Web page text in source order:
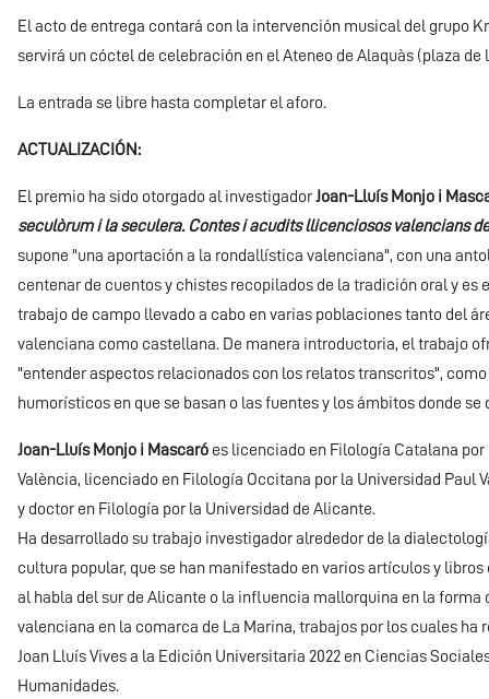
El acto de entrega contará con la intervención musical del grupo
servirá un cóctel de celebración en el Ateneo de Alaquàs (plaza de
La entrada se libre hasta completar el aforo.
ACTUALIZACIÓN:
El premio ha sido otorgado al investigadorJoan-Lluís Monjo i
seculòrum i la seculera. Contes i acudits llicenciosos valencians
supone "una aportación a la rondallística valenciana", con una
centenar de cuentos y chistes recopilados de la tradición oral y es
trabajo de campo llevado a cabo en varias poblaciones tanto del
valenciana como castellana. De manera introductoria, el trabajo
"entender aspectos relacionados con los relatos transcritos",
humorísticos en que se basan o las fuentes y los ámbitos donde se
Joan-Lluís Monjo i Mascaró es licenciado en Filología Catalana
València, licenciado en Filología Occitana por la Universidad Paul
y doctor en Filología por la Universidad de Alicante.
Ha desarrollado su trabajo investigador alrededor de la
cultura popular, que se han manifestado en varios artículos y
al habla del sur de Alicante o la influencia mallorquina en la forma
valenciana en la comarca de La Marina, trabajos por los cuales ha
Joan Lluís Vives a la Edición Universitaria 2022 en Ciencias
Humanidades.